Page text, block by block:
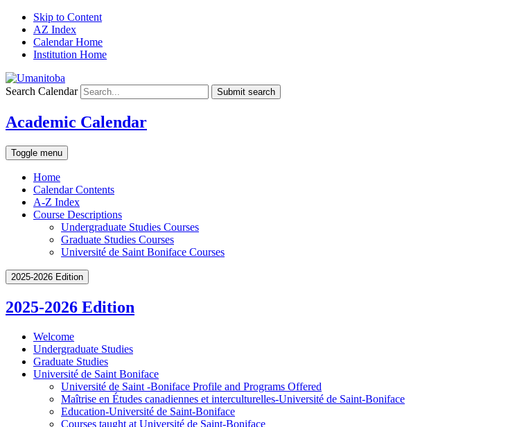
Skip to Content
AZ Index
Calendar Home
Institution Home
Search Calendar Submit search
Academic Calendar
Toggle menu
Home
Calendar Contents
A-Z Index
Course Descriptions
Undergraduate Studies Courses
Graduate Studies Courses
Université de Saint Boniface Courses
2025-2026 Edition
2025-2026 Edition
Welcome
Undergraduate Studies
Graduate Studies
Université de Saint Boniface
Université de Saint -​Boniface Profile and Programs Offered
Maîtrise en Études canadiennes et interculturelles-​Université de Saint-​Boniface
Education-​Université de Saint-​Boniface
Courses taught at Université de Saint-​Boniface